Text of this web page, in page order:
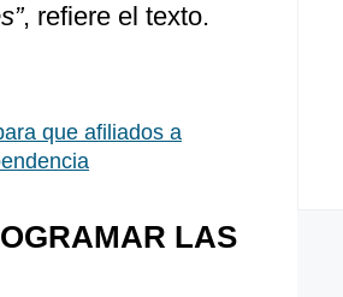
, refiere el texto.
que afiliados a
LAS